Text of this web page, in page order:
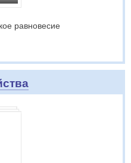
равновесие